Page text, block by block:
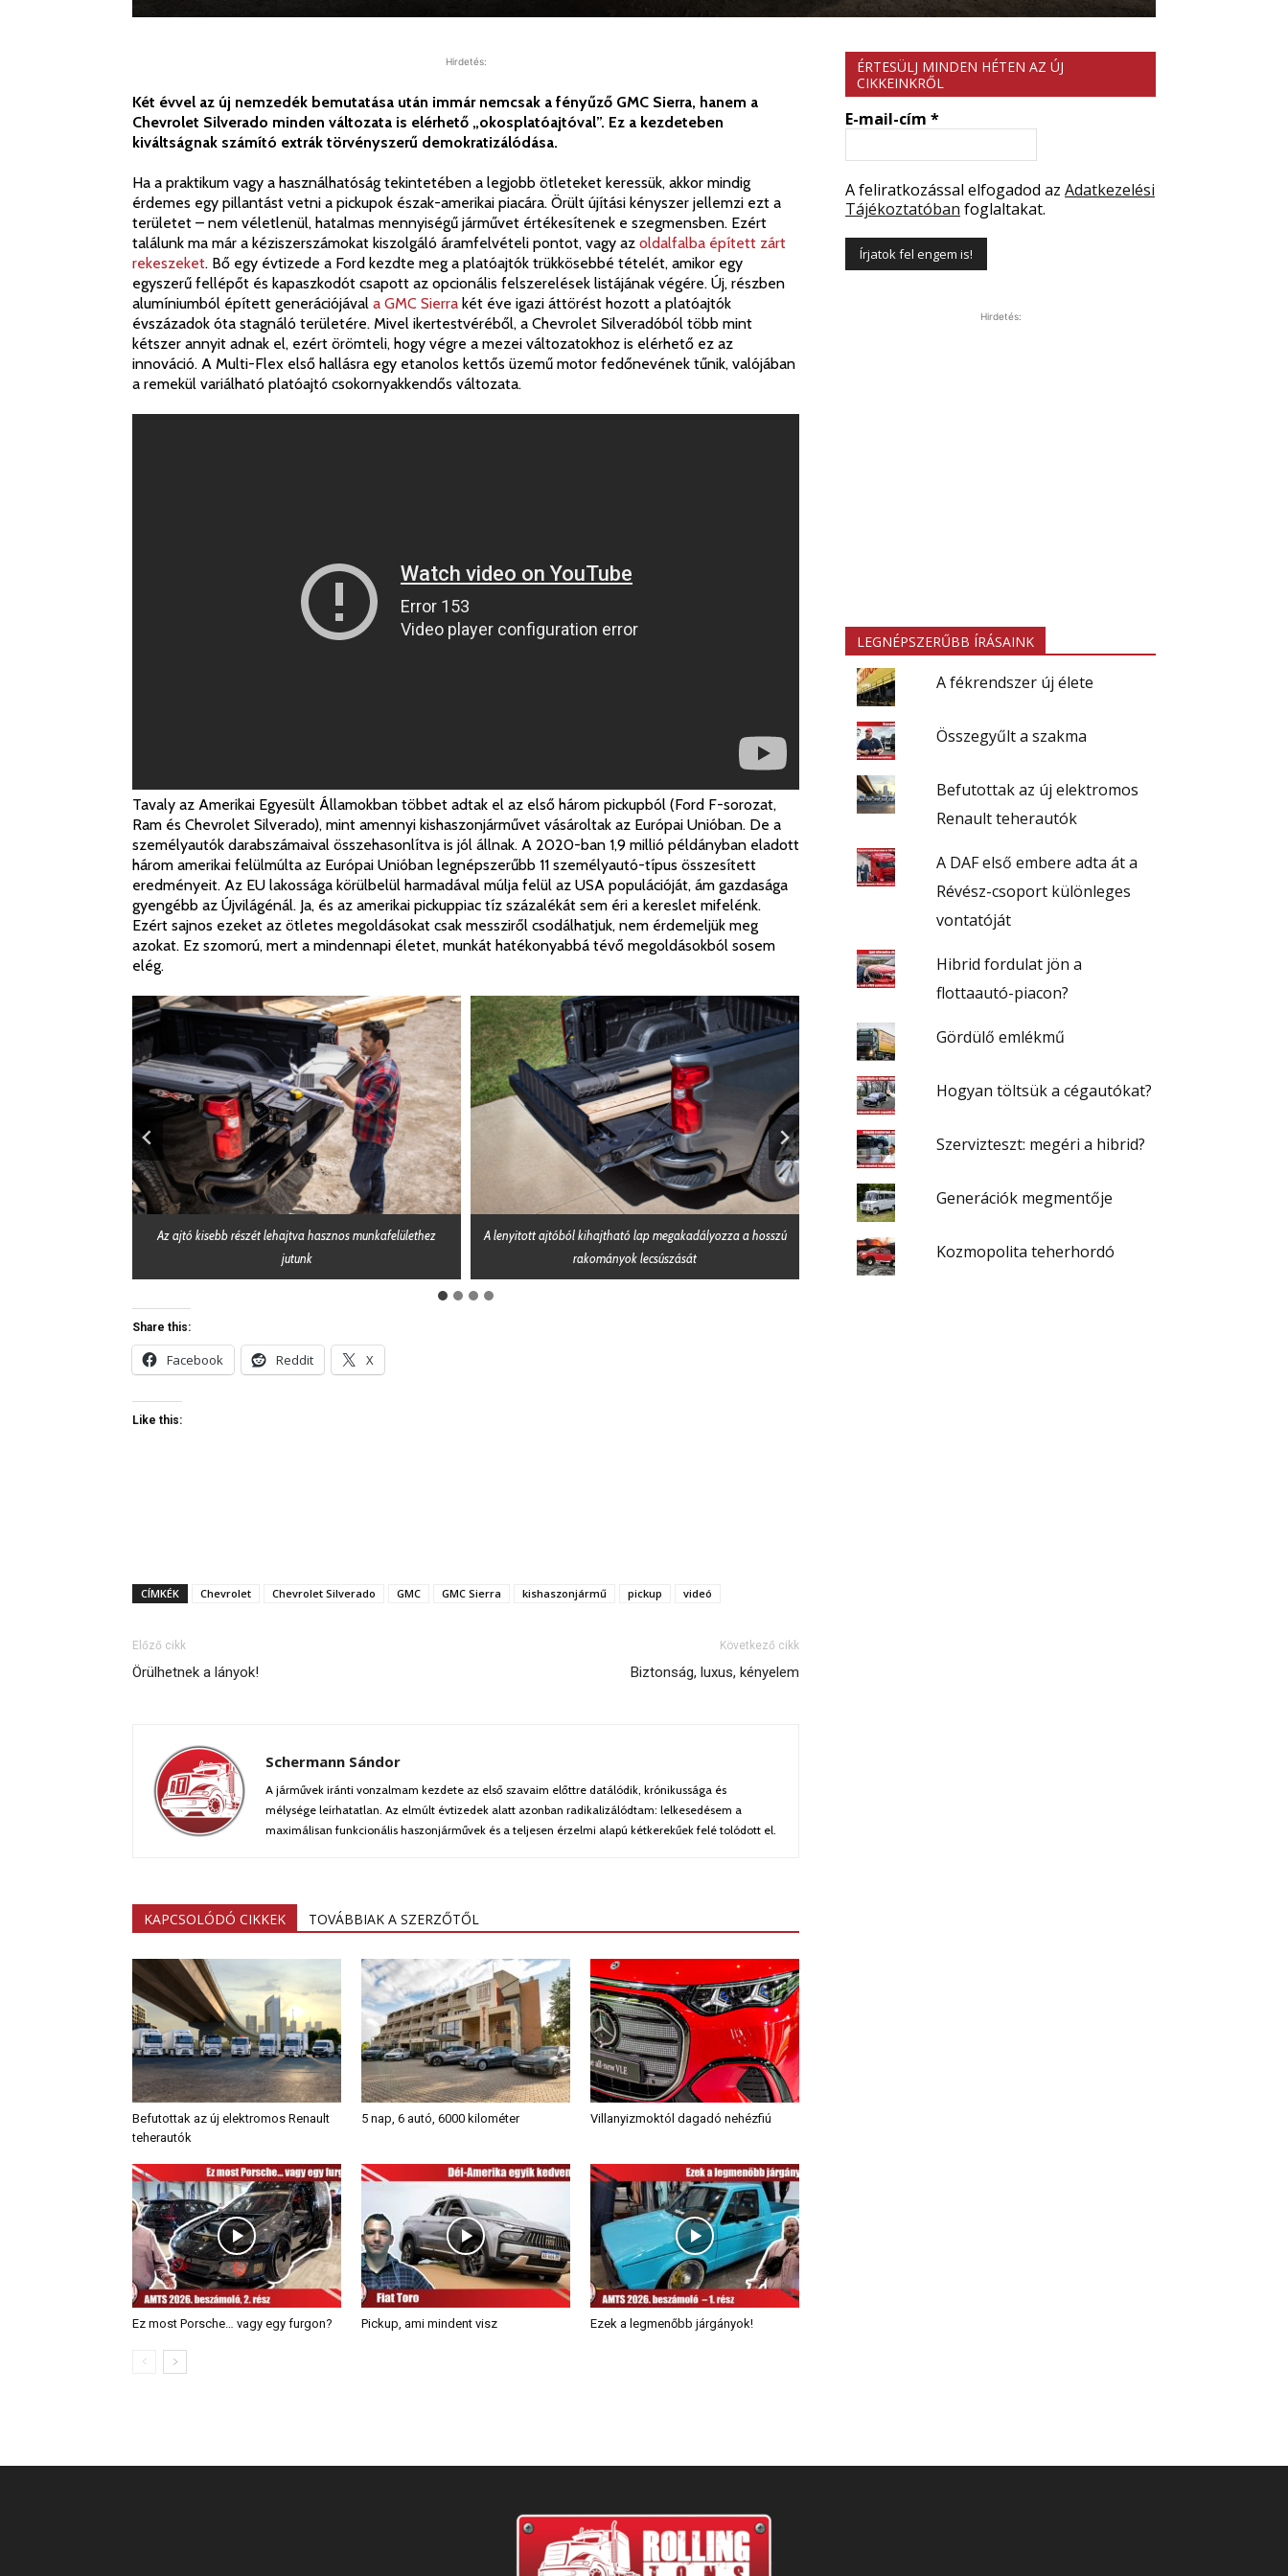
Hirdetés:
Két évvel az új nemzedék bemutatása után immár nemcsak a fényűző GMC Sierra, hanem a
Chevrolet Silverado minden változata is elérhető „okosplatóajtóval”. Ez a kezdeteben
kiváltságnak számító extrák törvényszerű demokratizálódása.
Ha a praktikum vagy a használhatóság tekintetében a legjobb ötleteket keressük, akkor mindig
érdemes egy pillantást vetni a pickupok észak-amerikai piacára. Örült újítási kényszer jellemzi ezt a
területet – nem véletlenül, hatalmas mennyiségű járművet értékesítenek e szegmensben. Ezért
találunk ma már a kéziszerszámokat kiszolgáló áramfelvételi pontot, vagy az oldalfalba épített zárt
rekeszeket. Bő egy évtizede a Ford kezdte meg a platóajtók trükkösebbé tételét, amikor egy
egyszerű fellépőt és kapaszkodót csapott az opcionális felszerelések listájának végére. Új, részben
alumíniumból épített generációjával a GMC Sierra két éve igazi áttörést hozott a platóajtók
évszázadok óta stagnáló területére. Mivel ikertestvéréből, a Chevrolet Silveradóból több mint
kétszer annyit adnak el, ezért örömteli, hogy végre a mezei változatokhoz is elérhető ez az
innováció. A Multi-Flex első hallásra egy etanolos kettős üzemű motor fedőnevének tűnik, valójában
a remekül variálható platóajtó csokornyakkendős változata.
Tavaly az Amerikai Egyesült Államokban többet adtak el az első három pickupból (Ford F-sorozat,
Ram és Chevrolet Silverado), mint amennyi kishaszonjárművet vásároltak az Európai Unióban. De a
személyautók darabszámaival összehasonlítva is jól állnak. A 2020-ban 1,9 millió példányban eladott
három amerikai felülmúlta az Európai Unióban legnépszerűbb 11 személyautó-típus összesített
eredményeit. Az EU lakossága körülbelül harmadával múlja felül az USA populációját, ám gazdasága
gyengébb az Újvilágénál. Ja, és az amerikai pickuppiac tíz százalékát sem éri a kereslet mifelénk.
Ezért sajnos ezeket az ötletes megoldásokat csak messziről csodálhatjuk, nem érdemeljük meg
azokat. Ez szomorú, mert a mindennapi életet, munkát hatékonyabbá tévő megoldásokból sosem
elég.
Az ajtó kisebb részét lehajtva hasznos munkafelülethez
jutunk
A lenyitott ajtóból kihajtható lap megakadályozza a hosszú
rakományok lecsúszását
Ugyanezt a trükköt csukott ajtónál is eljátszhatjuk a kisebb
ajtórész lenyitásával
Share this:
Facebook Reddit X
Like this:
CÍMKÉK Chevrolet Chevrolet Silverado GMC GMC Sierra kishaszonjármű pickup videó
Előző cikk
Örülhetnek a lányok!
Következő cikk
Biztonság, luxus, kényelem
Schermann Sándor
A járművek iránti vonzalmam kezdete az első szavaim előttre datálódik, krónikussága és
mélysége leírhatatlan. Az elmúlt évtizedek alatt azonban radikalizálódtam: lelkesedésem a
maximálisan funkcionális haszonjárművek és a teljesen érzelmi alapú kétkerekűek felé tolódott el.
KAPCSOLÓDÓ CIKKEK TOVÁBBIAK A SZERZŐTŐL
Befutottak az új elektromos Renault
teherautók
5 nap, 6 autó, 6000 kilométer Villanyizmoktól dagadó nehézfiú
Ez most Porsche… vagy egy furgon? Pickup, ami mindent visz Ezek a legmenőbb járgányok!
ÉRTESÜLJ MINDEN HÉTEN AZ ÚJ
CIKKEINKRŐL
E-mail-cím *
A feliratkozással elfogadod az Adatkezelési
Tájékoztatóban foglaltakat.
Hirdetés:
LEGNÉPSZERŰBB ÍRÁSAINK
A fékrendszer új élete
Összegyűlt a szakma
Befutottak az új elektromos
Renault teherautók
A DAF első embere adta át a
Révész-csoport különleges
vontatóját
Hibrid fordulat jön a
flottaautó-piacon?
Gördülő emlékmű
Hogyan töltsük a cégautókat?
Szervizteszt: megéri a hibrid?
Generációk megmentője
Kozmopolita teherhordó